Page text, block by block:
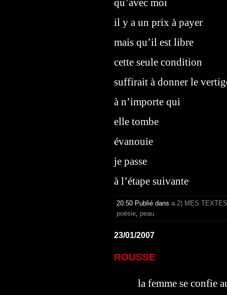
qu’avec moi
il y a un prix à payer
mais qu’il est libre
cette seule condition
suffirait à donner le
à n’importe qui
elle tombe
évanouie
je passe
à l’étape suivante
20:50 Publié dans a.2) MES TEXTES
poésie peau
23/01/2007
ROUSSE
la femme se confie